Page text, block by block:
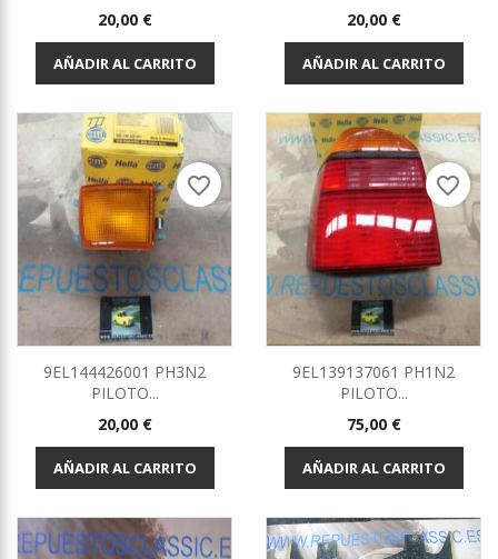
Precio
20,00 €
AÑADIR AL CARRITO
Precio
20,00 €
AÑADIR AL CARRITO
9EL144426001 PH3N2
PILOTO...
Precio
20,00 €
AÑADIR AL CARRITO
favorite_border
9EL139137061 PH1N2
PILOTO...
Precio
75,00 €
AÑADIR AL CARRITO
favorite_border